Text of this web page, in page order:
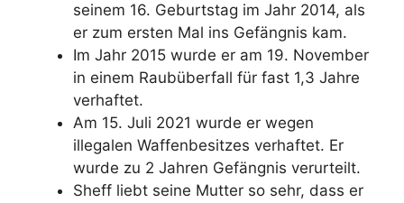
seinem 16. Geburtstag im Jahr 2014, als
er zum ersten Mal ins Gefängnis kam.
Im Jahr 2015 wurde er am 19. November
in einem Raubüberfall für fast 1,3 Jahre
verhaftet.
Am 15. Juli 2021 wurde er wegen
illegalen Waffenbesitzes verhaftet. Er
wurde zu 2 Jahren Gefängnis verurteilt.
Sheff liebt seine Mutter so sehr, dass er